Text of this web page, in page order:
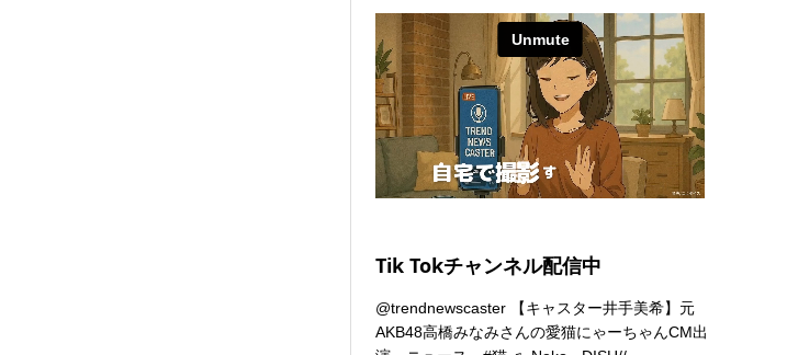
Tik Tokチャンネル配信中
@trendnewscaster 【キャスター井手美希】元
AKB48高橋みなみさんの愛猫にゃーちゃんCM出